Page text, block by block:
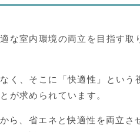
な室内環境の両立を目指す取
く、そこに「快適性」という
が求められています。
ら、省エネと快適性を両立さ